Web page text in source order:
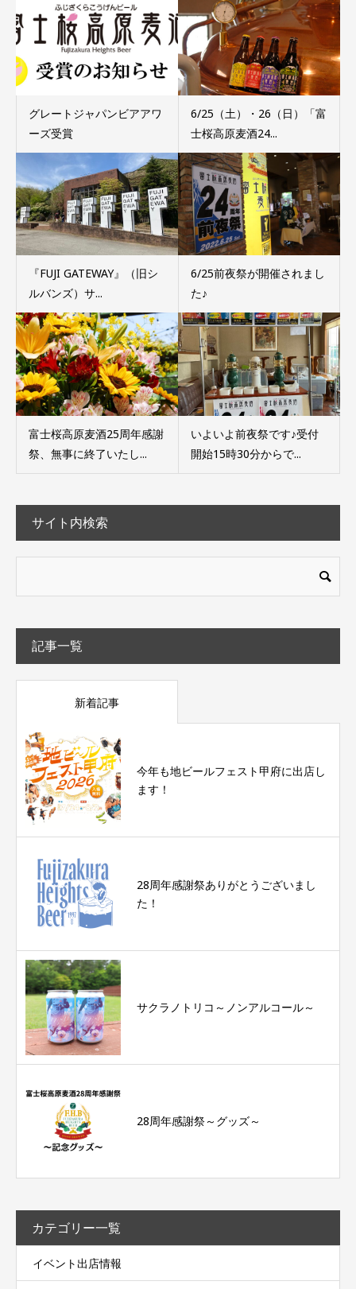
グレートジャパンビアアワ
ーズ受賞
6/25（土）・26（日）「富
士桜高原麦酒24...
『FUJI GATEWAY』（旧シ
ルバンズ）サ...
6/25前夜祭が開催されまし
た♪
富士桜高原麦酒25周年感謝
祭、無事に終了いたし...
いよいよ前夜祭です♪受付
開始15時30分からで...
サイト内検索
記事一覧
新着記事
今年も地ビールフェスト甲府に出店し
ます！
28周年感謝祭ありがとうございまし
た！
サクラノトリコ～ノンアルコール～
28周年感謝祭～グッズ～
カテゴリー一覧
イベント出店情報